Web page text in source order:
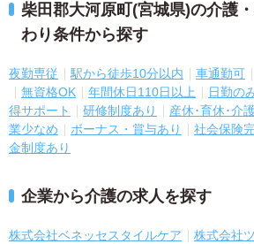
柴田郡大河原町(宮城県)の介護
わり条件から探す
夜勤専従 駅から徒歩10分以内 車通勤可
無資格OK
年間休日110日以上 日勤の
得サポート
研修制度あり 産休･育休･介
業少なめ
ボーナス・賞与あり 社会保険
金制度あり
企業から介護の求人を探す
株式会社ベネッセスタイルケア 株式会社